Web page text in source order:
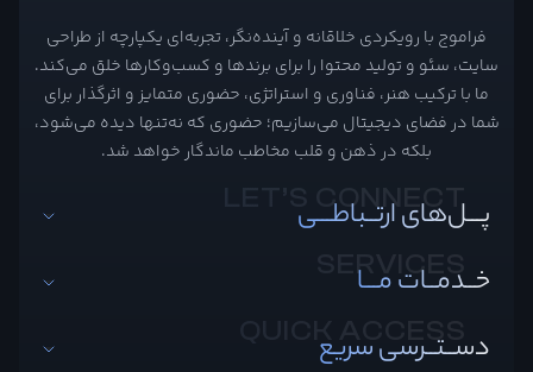
فراموج با رویکردی خلاقانه و آینده‌نگر، تجربه‌ای یکپارچه از طراحی
سایت، سئو و تولید محتوا را برای برندها و کسب‌وکارها خلق می‌کند.
ما با ترکیب هنر، فناوری و استراتژی، حضوری متمایز و اثرگذار برای
شما در فضای دیجیتال می‌سازیم؛ حضوری که نه‌تنها دیده می‌شود،
بلکه در ذهن و قلب مخاطب ماندگار خواهد شد.
پـــل‌های ارتــباطـــی
خــدمــات مـــا
دســتــرسی سریع